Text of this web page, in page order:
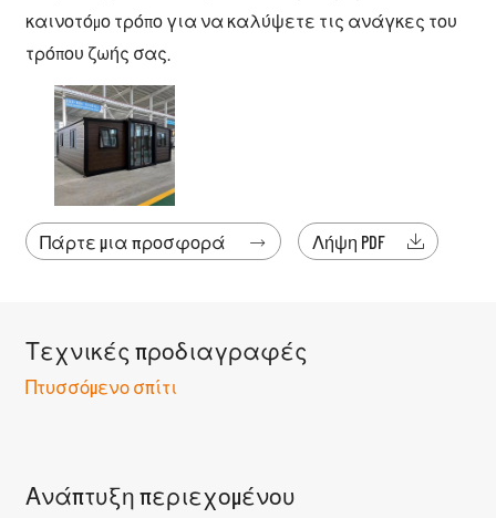
καινοτόμο τρόπο για να καλύψετε τις ανάγκες του
τρόπου ζωής σας.
Πάρτε μια προσφορά  Λήψη PDF 
Τεχνικές προδιαγραφές
Πτυσσόμενο σπίτι
Ανάπτυξη περιεχομένου